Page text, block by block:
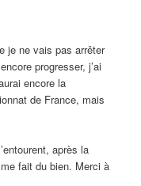
je ne vais pas arrêter
progresser, j’ai
encore la
de France, mais
après la
fait du bien. Merci à